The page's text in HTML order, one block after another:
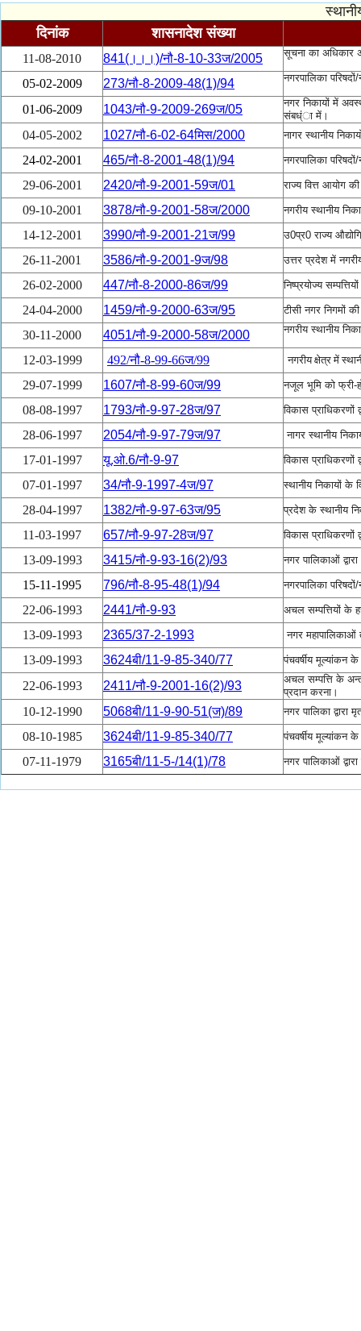
दिनांक
शासनादेश संख्या
11-08-2010 841(।।।)/नौ-8-10-33ज/2005 सूचना का अधिकार
05-02-2009 273/नौ-8-2009-48(1)/94 नगरपालिका
01-06-2009 1043/नौ-9-2009-269ज/05
नगर निकायों में
संबध्ंा में।
04-05-2002 1027/नौ-6-02-64मिस/2000 नागर स्थानीय
24-02-2001 465/नौ-8-2001-48(1)/94 नगरपालिका
29-06-2001 2420/नौ-9-2001-59ज/01 राज्य वित्त आयोग
09-10-2001 3878/नौ-9-2001-58ज/2000 नगरीय स्थानीय
14-12-2001 3990/नौ-9-2001-21ज/99 उ0प्र0 राज्य
26-11-2001 3586/नौ-9-2001-9ज/98 उत्तर प्रदेश में
26-02-2000 447/नौ-8-2000-86ज/99 निष्प्रयोज्य
24-04-2000 1459/नौ-9-2000-63ज/95 टीसी नगर निगमों
30-11-2000 4051/नौ-9-2000-58ज/2000 नगरीय स्थानीय
12-03-1999 492/नौ-8-99-66ज/99 नगरीय क्षेत्र में
29-07-1999 1607/नौ-8-99-60ज/99 नजूल भूमि को फ्री-
08-08-1997 1793/नौ-9-97-28ज/97 विकास प्राधिकरणों
28-06-1997 2054/नौ-9-97-79ज/97 नागर स्थानीय
17-01-1997 यू.ओ.6/नौ-9-97 विकास प्राधिकरणों
07-01-1997 34/नौ-9-1997-4ज/97 स्थानीय निकायों के
28-04-1997 1382/नौ-9-97-63ज/95 प्रदेश के स्थानीय
11-03-1997 657/नौ-9-97-28ज/97 विकास प्राधिकरणों
13-09-1993 3415/नौ-9-93-16(2)/93 नगर पालिकाओं
15-11-1995 796/नौ-8-95-48(1)/94 नगरपालिका
22-06-1993 2441/नौ-9-93 अचल सम्पत्तियों के
13-09-1993 2365/37-2-1993 नगर
13-09-1993 3624बी/11-9-85-340/77 पंचवर्षीय मूल्यांकन
22-06-1993 2411/नौ-9-2001-16(2)/93
अचल सम्पत्ति के
प्रदान करना।
10-12-1990 5068बी/11-9-90-51(ज)/89 नगर पालिका
08-10-1985 3624बी/11-9-85-340/77 पंचवर्षीय मूल्यांकन
07-11-1979 3165बी/11-5-/14(1)/78 नगर पालिकाओं